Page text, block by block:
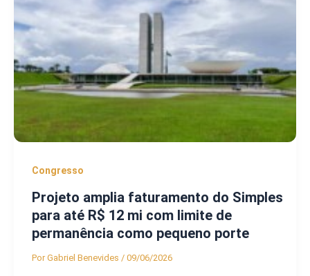
Congresso
Projeto amplia faturamento do Simples
para até R$ 12 mi com limite de
permanência como pequeno porte
PorGabriel Benevides / 09/06/2026